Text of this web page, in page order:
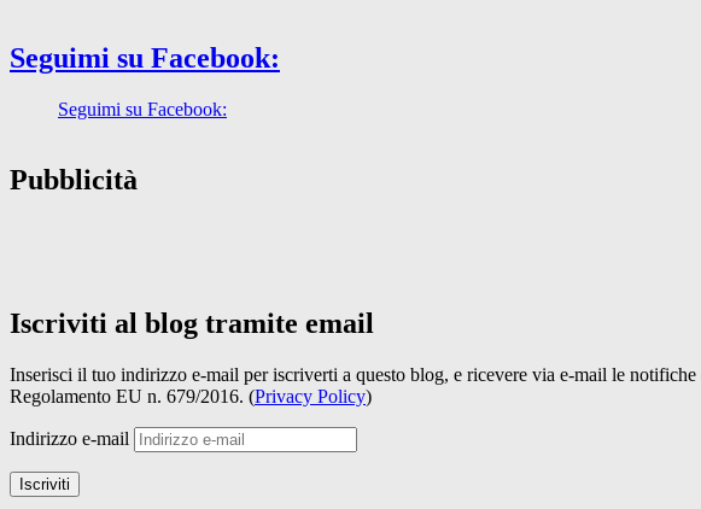
Seguimi su Facebook:
Seguimi su Facebook:
Pubblicità
Iscriviti al blog tramite email
Inserisci il tuo indirizzo e-mail per iscriverti a questo blog, e ricevere via e-mail le
Regolamento EU n. 679/2016. (Privacy Policy)
Indirizzo e-mail
Iscriviti